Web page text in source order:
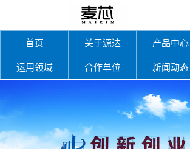
首页 关于源达 产品中心
运用领域 合作单位 新闻动态